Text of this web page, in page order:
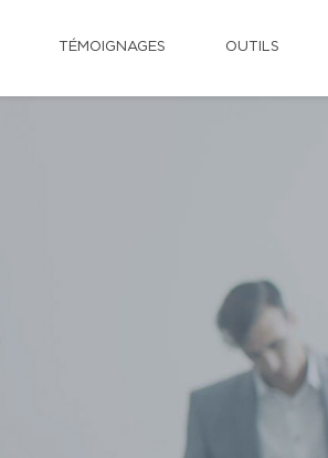
TÉMOIGNAGES OUTILS